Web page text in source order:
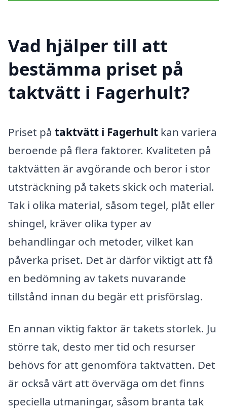
Vad hjälper till att
bestämma priset på
taktvätt i Fagerhult?
Priset på taktvätt i Fagerhult kan variera
beroende på flera faktorer. Kvaliteten på
taktvätten är avgörande och beror i stor
utsträckning på takets skick och material.
Tak i olika material, såsom tegel, plåt eller
shingel, kräver olika typer av
behandlingar och metoder, vilket kan
påverka priset. Det är därför viktigt att få
en bedömning av takets nuvarande
tillstånd innan du begär ett prisförslag.
En annan viktig faktor är takets storlek. Ju
större tak, desto mer tid och resurser
behövs för att genomföra taktvätten. Det
är också värt att överväga om det finns
speciella utmaningar, såsom branta tak